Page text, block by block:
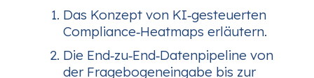
Das Konzept von KI‑gesteuerten
Compliance‑Heatmaps erläutern.
Die End‑zu‑End‑Datenpipeline von
der Fragebogeneingabe bis zur